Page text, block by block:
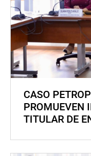
CASO
PROMUEVEN
TITULAR DE